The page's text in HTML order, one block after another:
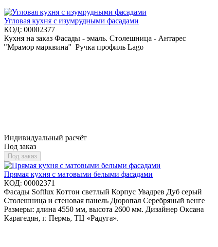
Угловая кухня с изумрудными фасадами
КОД: 00002377
Кухня на заказ Фасады - эмаль. Столешница - Антарес
"Мрамор марквина" Ручка профиль Lago
Индивидуальный расчёт
Под заказ
Под заказ
Прямая кухня с матовыми белыми фасадами
КОД: 00002371
Фасады Softlux Коттон светлый Корпус Увадрев Дуб серый
Столешница и стеновая панель Дюропал Серебряный венге
Размеры: длина 4550 мм, высота 2600 мм. Дизайнер Оксана
Карагедян, г. Пермь, ТЦ «Радуга».